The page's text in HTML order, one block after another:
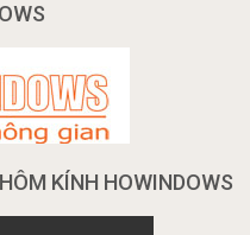
KÍNH HOWINDOWS